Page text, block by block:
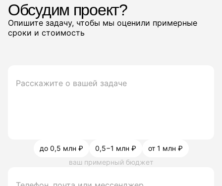
Обсудим проект?
Опишите задачу, чтобы мы оценили примерные
сроки и стоимость
до 0,5 млн ₽ 0,5−1 млн ₽
от 1 млн ₽
ваш примерный бюджет